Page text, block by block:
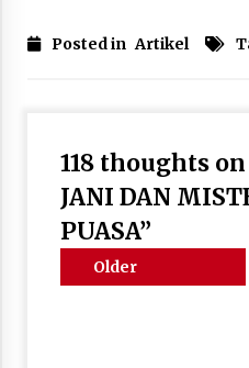
Posted in Artikel
118 thoughts on
JANI DAN
PUASA”
Comments
Older